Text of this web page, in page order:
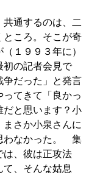
通するのは、二
ところ。そこが奇
１９９３年に）
の記者会見で
争だった」と発言
てきて「良かっ
と思います？小
さか小泉さんに
なかった。　集
は、彼は正攻法
、そんな姑息